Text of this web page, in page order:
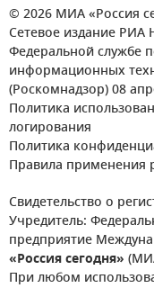
© 2026 МИА «Россия
Сетевое издание РИА
Федеральной службе
информационных
(Роскомнадзор) 08
Политика
логирования
Политика
Правила применения
Свидетельство о
Учредитель:
предприятие
«Россия сегодня»
При любом